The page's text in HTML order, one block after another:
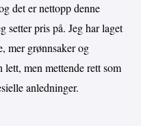
det er nettopp denne
setter pris på. Jeg har laget
mer grønnsaker og
lett, men mettende rett som
anledninger.